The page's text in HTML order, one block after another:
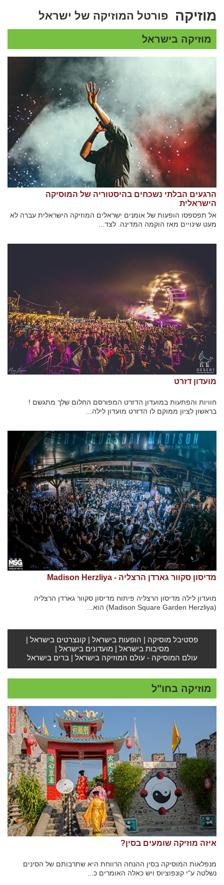
מוזיקה פורטל המוזיקה של ישראל
מוזיקה בישראל
הרגעים הבלתי נשכחים בהיסטוריה של המוסיקה
הישראלית
אל תפספסו הופעות של אומנים ישראלים המוזיקה הישראלית עברה לא
מעט שינויים מאז הוקמה המדינה. לצד...
מועדון דזרט
חוויות והפתעות במועדון הדזרט המפורסם החלום שלך מתגשם !
בראשון לציון ממוקם לו הדזרט מועדון לילה...
מדיסון סקוור גארדן הרצליה - Madison Herzliya
מועדון לילה מדיסון הרצליה פיתוח מדיסון סקוור גארדן הרצליה
(Madison Square Garden Herzliya) הוא...
פסטיבל מוסיקה | הופעות בישראל | קונצרטים בישראל |
מסיבות בישראל | מועדונים בישראל |
עולם המוסיקה - עולם המוזיקה בישראל | ברים בישראל
מוזיקה בחו"ל
איזה מוזיקה שומעים בסין?
מנפלאות המוסיקה בסין ההנחה הרווחת היא שתרבותם של הסינים
נשלטה ע"י קונפוציוס ויש כאלה האומרים כ...